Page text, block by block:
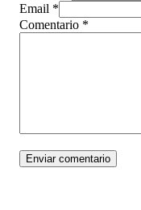
Email *
Comentario *